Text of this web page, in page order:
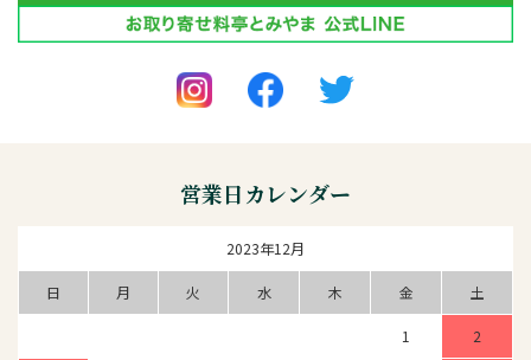
営業日カレンダー
2023年12月
日 月 火 水 木 金 土
1 2